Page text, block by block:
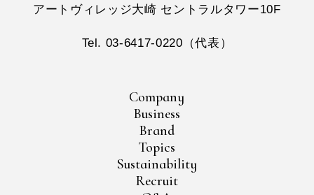
アートヴィレッジ大崎 セントラルタワー10F
Tel. 03-6417-0220（代表）
Company
Business
Brand
Topics
Sustainability
Recruit